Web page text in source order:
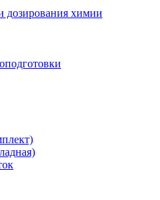
дозирования химии